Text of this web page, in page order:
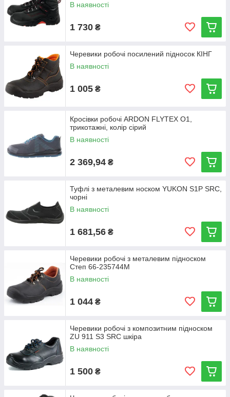
В наявності
1 730 ₴
Черевики робочі посилений підносок КІНГ
В наявності
1 005 ₴
Кросівки робочі ARDON FLYTEX O1,
трикотажні, колір сірий
В наявності
2 369,94 ₴
Туфлі з металевим носком YUKON S1P SRC,
чорні
В наявності
1 681,56 ₴
Черевики робочі з металевим підноском
Степ 66-235744М
В наявності
1 044 ₴
Черевики робочі з композитним підноском
ZU 911 S3 SRC шкіра
В наявності
1 500 ₴